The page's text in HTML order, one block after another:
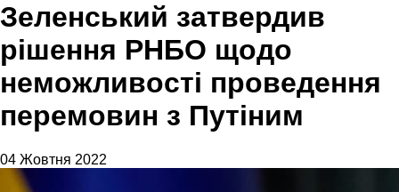
Зеленський затвердив
рішення РНБО щодо
неможливості проведення
перемовин з Путіним
04 Жовтня 2022